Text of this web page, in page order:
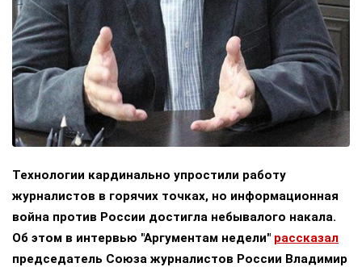
Технологии кардинально упростили работу
журналистов в горячих точках, но информационная
война против России достигла небывалого накала.
Об этом в интервью "Аргументам недели" рассказал
председатель Союза журналистов России Владимир